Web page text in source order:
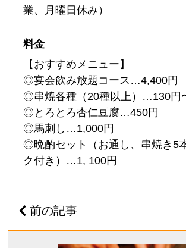
業、月曜日休み）
料金
【おすすめメニュー】
◎宴会飲み放題コース…4,400円
◎串焼各種（20種以上）…130円
◎とろとろ杏仁豆腐…450円
◎馬刺し…1,000円
◎晩酌セット（お通し、串焼き5
ク付き）…1, 100円
前の記事